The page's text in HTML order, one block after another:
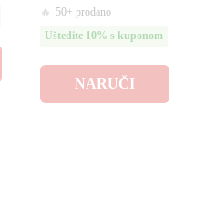
Ocjenjeno
od 5
🔥
50+ prodano
Uštedite 10% s kuponom
NARUČI